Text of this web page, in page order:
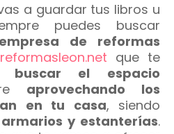
a guardar tus libros u
puedes buscar
empresa de reformas
reformasleon.net que te
buscar el espacio
aprovechando los
en tu casa, siendo
armarios y estanterías.